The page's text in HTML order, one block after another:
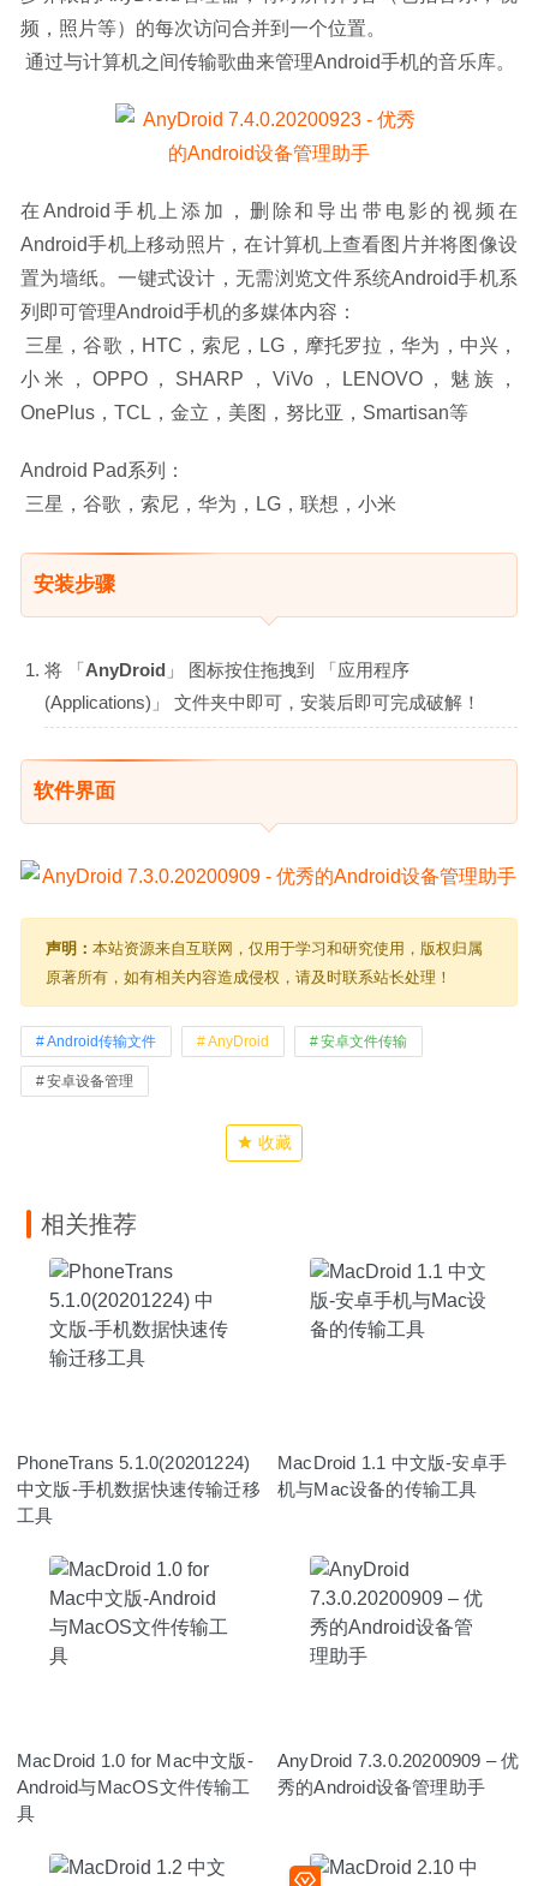
频，照片等）的每次访问合并到一个位置。
通过与计算机之间传输歌曲来管理Android手机的音乐库。
在Android手机上添加，删除和导出带电影的视频在
Android手机上移动照片，在计算机上查看图片并将图像设
置为墙纸。一键式设计，无需浏览文件系统Android手机系
列即可管理Android手机的多媒体内容：
小米，OPPO，SHARP，ViVo，LENOVO，魅族，
OnePlus，TCL，金立，美图，努比亚，Smartisan等
Android Pad系列：
三星，谷歌，索尼，华为，LG，联想，小米
安装步骤
将 「AnyDroid 」 图标按住拖拽到 「应用程序
(Applications)」 文件夹中即可，安装后即可完成破解！
软件界面
声明： 本站资源来自互联网，仅用于学习和研究使用，版权归属
原著所有，如有相关内容造成侵权，请及时联系站长处理！
Android传输文件 AnyDroid 安卓文件传输
安卓设备管理
收藏
相关推荐
PhoneTrans 5.1.0(20201224)
中文版-手机数据快速传输迁移
工具
MacDroid 1.1 中文版-安卓手
机与Mac设备的传输工具
MacDroid 1.0 for Mac中文版-
Android与MacOS文件传输工
具
AnyDroid 7.3.0.20200909 – 优
秀的Android设备管理助手